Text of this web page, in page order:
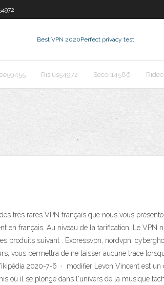
Best VPN 2020Perfect privacy test
Risius54972 Secor14586
très rares VPN français que nous vous
en français. Au niveau de la tarification, Le
produits suivant : Exoressvpn, nordvpn,
vous permettra de ne laisser aucune trace
2020-7-6 · modifier Levon Vincent est
où il se plonge dans l'univers de la musique